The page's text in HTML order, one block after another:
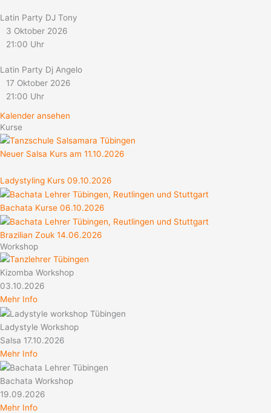
Latin Party DJ Tony
3 Oktober 2026
21:00 Uhr
Latin Party Dj Angelo
17 Oktober 2026
21:00 Uhr
Kalender ansehen
Kurse
Neuer Salsa Kurs am 11.10.2026
Ladystyling Kurs 09.10.2026
Bachata Kurse 06.10.2026
Brazilian Zouk 14.06.2026
Workshop
Kizomba Workshop
03.10.2026
Mehr Info
Ladystyle Workshop
Salsa 17.10.2026
Mehr Info
Bachata Workshop
19.09.2026
Mehr Info